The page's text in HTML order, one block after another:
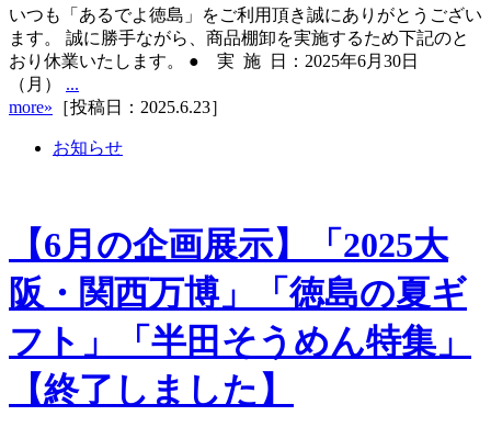
いつも「あるでよ徳島」をご利用頂き誠にありがとうござい
ます。 誠に勝手ながら、商品棚卸を実施するため下記のと
おり休業いたします。 ● 実 施 日：2025年6月30日
（月） ...
more» ［投稿日：2025.6.23］
お知らせ
【6月の企画展示】「2025大
阪・関西万博」「徳島の夏ギ
フト」「半田そうめん特集」
【終了しました】